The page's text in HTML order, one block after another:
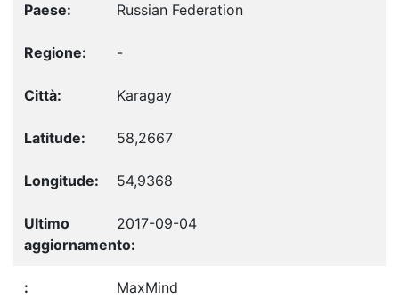
Russian Federation
-
Karagay
58,2667
54,9368
2017-09-04
MaxMind